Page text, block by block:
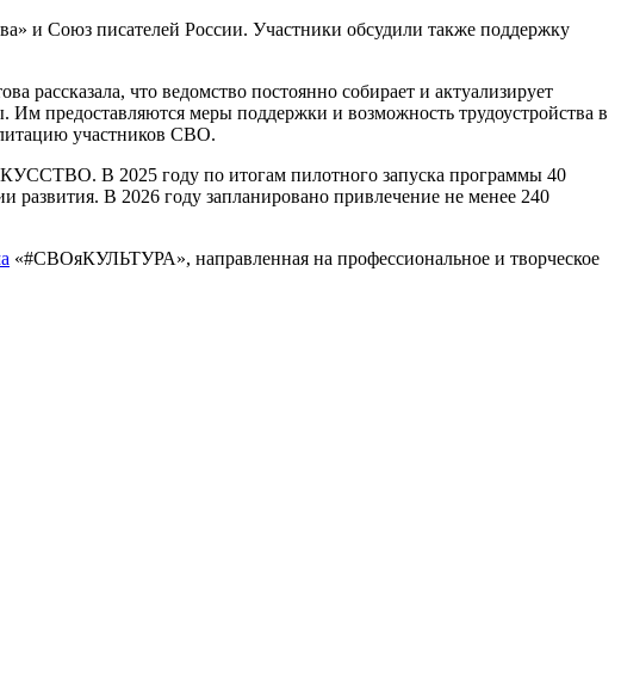
и Союз писателей России. Участники обсудили также поддержку
что ведомство постоянно собирает и актуализирует
предоставляются меры поддержки и возможность трудоустройства в
участников СВО.
В 2025 году по итогам пилотного запуска программы 40
развития. В 2026 году запланировано привлечение не менее 240
«#СВОяКУЛЬТУРА», направленная на профессиональное и творческое